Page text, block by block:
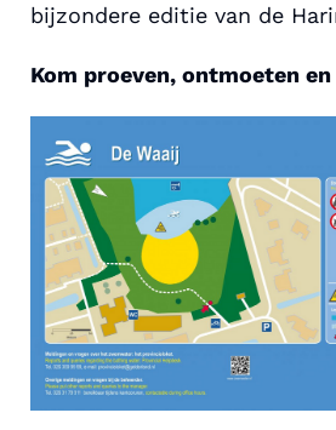
bijzondere editie van de
Kom proeven, ontmoeten